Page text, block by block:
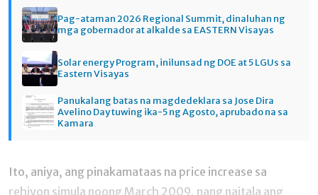
Pag-ataman 2026 Regional Summit, dinaluhan ng
mga gobernador at alkalde sa EASTERN Visayas
Solar energy Program, inilunsad ng DOE at 5 LGUs sa
Eastern Visayas
Panukalang batas na magdedeklara sa Jose Dira
Avelino Day tuwing ika-5 ng Agosto, aprubado na sa
Kamara
Ito, aniya, ang pinakamataas na price increase sa
rehiyon simula noong March 2009, nang naitala ang